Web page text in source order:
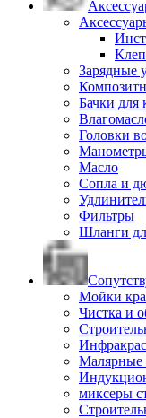
Зарядные
Бачки для
Головки
Масло
Сопла и
Фильтры
Шланги
Мойки
Чистка и
Малярные
миксеры